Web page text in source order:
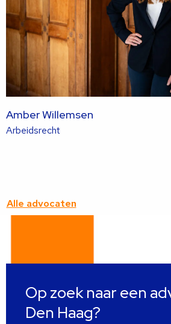
Amber Willemsen
ArbeidsrechtLees
Alle advocaten
Op zoek naar een
Den Haag?